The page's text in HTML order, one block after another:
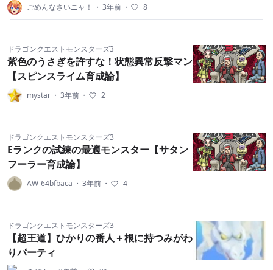
ごめんなさいニャ！ ・ 3年前 ・ 8
ドラゴンクエストモンスターズ3
紫色のうさぎを許すな！状態異常反撃マン
【スピンスライム育成論】
mystar ・ 3年前 ・ 2
ドラゴンクエストモンスターズ3
Eランクの試練の最適モンスター【サタン
フーラー育成論】
AW-64bfbaca ・ 3年前 ・ 4
ドラゴンクエストモンスターズ3
【超王道】ひかりの番人＋根に持つみがわ
りパーティ